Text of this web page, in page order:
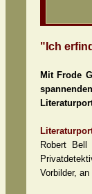
"Ich
Mit Frode
Robert
Vorbilder,